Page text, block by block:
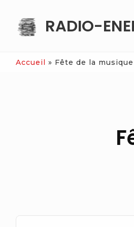
content
RADIO-
Accueil » Fête de la